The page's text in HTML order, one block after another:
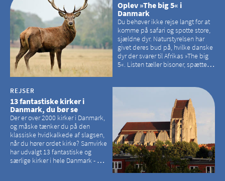
Oplev »The big 5« i
Danmark
Du behøver ikke rejse langt for at
komme på safari og spotte store,
sjældne dyr. Naturstyrelsen har
givet deres bud på, hvilke danske
dyr der svarer til Afrikas »The big
5«. Listen tæller bisoner, spættede
REJSER
13 fantastiske kirker i
Danmark, du bør se
Der er over 2000 kirker i Danmark,
og måske tænker du på den
klassiske hvidkalkede af slagsen,
når du hører ordet kirke? Samvirke
har udvalgt 13 fantastiske og
særlige kirker i hele Danmark - og